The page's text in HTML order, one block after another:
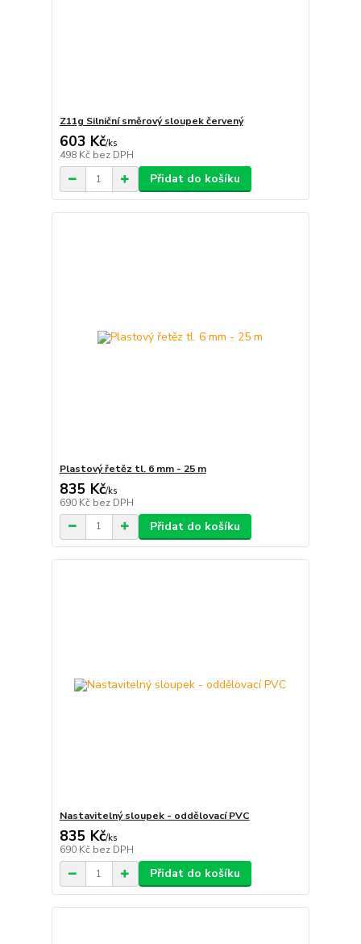
Z11g Silniční směrový sloupek červený
603 Kč/ks
498 Kč bez DPH
Přidat do košíku
Plastový řetěz tl. 6 mm - 25 m
835 Kč/ks
690 Kč bez DPH
Přidat do košíku
Nastavitelný sloupek - oddělovací PVC
835 Kč/ks
690 Kč bez DPH
Přidat do košíku